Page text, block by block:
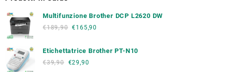
Multifunzione Brother DCP L2620 DW
€189,90 €165,90
Etichettatrice Brother PT-N10
€39,90 €29,90